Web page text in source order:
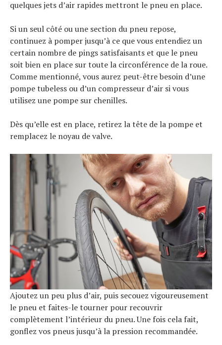
quelques jets d’air rapides mettront le pneu en place.
Si un seul côté ou une section du pneu repose,
continuez à pomper jusqu’à ce que vous entendiez un
certain nombre de pings satisfaisants et que le pneu
soit bien en place sur toute la circonférence de la roue.
Comme mentionné, vous aurez peut-être besoin d’une
pompe tubeless ou d’un compresseur d’air si vous
utilisez une pompe sur chenilles.
Dès qu’elle est en place, retirez la tête de la pompe et
remplacez le noyau de valve.
Ajoutez un peu plus d’air, puis secouez vigoureusement
le pneu et faites-le tourner pour recouvrir
complètement l’intérieur du pneu. Une fois cela fait,
gonflez vos pneus jusqu’à la pression recommandée.